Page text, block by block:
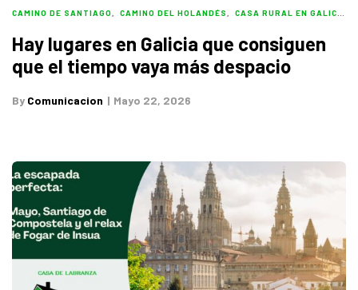
CAMINO DE SANTIAGO, CAMINO DEL HOLANDÉS, CASA RURAL EN GALICIA
Hay lugares en Galicia que consiguen
que el tiempo vaya más despacio
By Comunicacion Mayo 22, 2026